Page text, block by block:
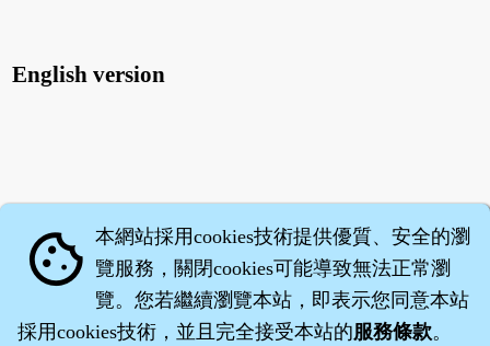
English version
cookie 本網站採用cookies技術提供優質、安全的瀏
覽服務，關閉cookies可能導致無法正常瀏
覽。您若繼續瀏覽本站，即表示您同意本站
採用cookies技術，並且完全接受本站的服務條款。